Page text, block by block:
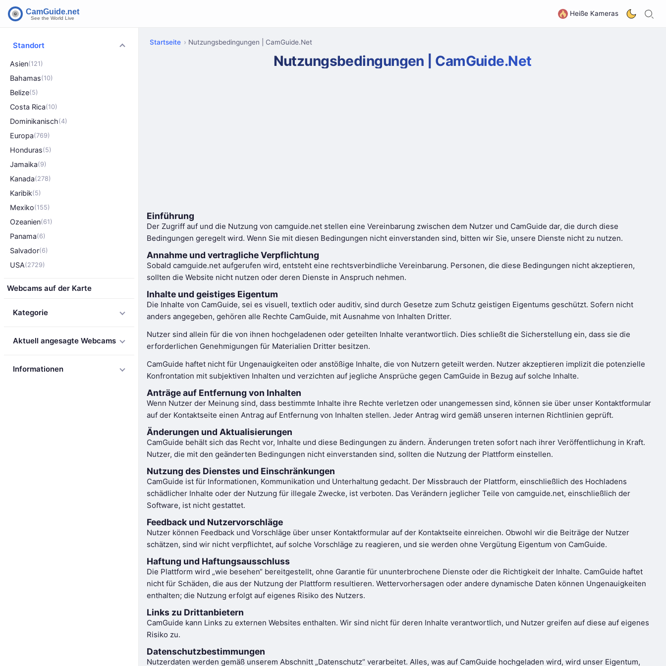
Heiße Kameras
Standort
Asien(121)
Bahamas(10)
Belize(5)
Costa Rica(10)
Dominikanisch(4)
Europa(769)
Honduras(5)
Jamaika(9)
Kanada(278)
Karibik(5)
Mexiko(155)
Ozeanien(61)
Panama(6)
Salvador(6)
USA(2729)
Webcams auf der Karte
Kategorie
Aktuell angesagte Webcams
Informationen
Startseite Nutzungsbedingungen | CamGuide.Net
Nutzungsbedingungen | CamGuide.Net
Einführung
Der Zugriff auf und die Nutzung von camguide.net stellen eine Vereinbarung zwischen dem Nutzer und CamGuide dar, die durch diese
Bedingungen geregelt wird. Wenn Sie mit diesen Bedingungen nicht einverstanden sind, bitten wir Sie, unsere Dienste nicht zu nutzen.
Annahme und vertragliche Verpflichtung
Sobald camguide.net aufgerufen wird, entsteht eine rechtsverbindliche Vereinbarung. Personen, die diese Bedingungen nicht akzeptieren,
sollten die Website nicht nutzen oder deren Dienste in Anspruch nehmen.
Inhalte und geistiges Eigentum
Die Inhalte von CamGuide, sei es visuell, textlich oder auditiv, sind durch Gesetze zum Schutz geistigen Eigentums geschützt. Sofern nicht
anders angegeben, gehören alle Rechte CamGuide, mit Ausnahme von Inhalten Dritter.
Nutzer sind allein für die von ihnen hochgeladenen oder geteilten Inhalte verantwortlich. Dies schließt die Sicherstellung ein, dass sie die
erforderlichen Genehmigungen für Materialien Dritter besitzen.
CamGuide haftet nicht für Ungenauigkeiten oder anstößige Inhalte, die von Nutzern geteilt werden. Nutzer akzeptieren implizit die potenzielle
Konfrontation mit subjektiven Inhalten und verzichten auf jegliche Ansprüche gegen CamGuide in Bezug auf solche Inhalte.
Anträge auf Entfernung von Inhalten
Wenn Nutzer der Meinung sind, dass bestimmte Inhalte ihre Rechte verletzen oder unangemessen sind, können sie über unser Kontaktformular
auf der Kontaktseite einen Antrag auf Entfernung von Inhalten stellen. Jeder Antrag wird gemäß unseren internen Richtlinien geprüft.
Änderungen und Aktualisierungen
CamGuide behält sich das Recht vor, Inhalte und diese Bedingungen zu ändern. Änderungen treten sofort nach ihrer Veröffentlichung in Kraft.
Nutzer, die mit den geänderten Bedingungen nicht einverstanden sind, sollten die Nutzung der Plattform einstellen.
Nutzung des Dienstes und Einschränkungen
CamGuide ist für Informationen, Kommunikation und Unterhaltung gedacht. Der Missbrauch der Plattform, einschließlich des Hochladens
schädlicher Inhalte oder der Nutzung für illegale Zwecke, ist verboten. Das Verändern jeglicher Teile von camguide.net, einschließlich der
Software, ist nicht gestattet.
Feedback und Nutzervorschläge
Nutzer können Feedback und Vorschläge über unser Kontaktformular auf der Kontaktseite einreichen. Obwohl wir die Beiträge der Nutzer
schätzen, sind wir nicht verpflichtet, auf solche Vorschläge zu reagieren, und sie werden ohne Vergütung Eigentum von CamGuide.
Haftung und Haftungsausschluss
Die Plattform wird „wie besehen“ bereitgestellt, ohne Garantie für ununterbrochene Dienste oder die Richtigkeit der Inhalte. CamGuide haftet
nicht für Schäden, die aus der Nutzung der Plattform resultieren. Wettervorhersagen oder andere dynamische Daten können Ungenauigkeiten
enthalten; die Nutzung erfolgt auf eigenes Risiko des Nutzers.
Links zu Drittanbietern
CamGuide kann Links zu externen Websites enthalten. Wir sind nicht für deren Inhalte verantwortlich, und Nutzer greifen auf diese auf eigenes
Risiko zu.
Datenschutzbestimmungen
Nutzerdaten werden gemäß unserem Abschnitt „Datenschutz“ verarbeitet. Alles, was auf CamGuide hochgeladen wird, wird unser Eigentum,